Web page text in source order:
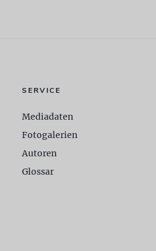
SERVICE
Mediadaten
Fotogalerien
Autoren
Glossar